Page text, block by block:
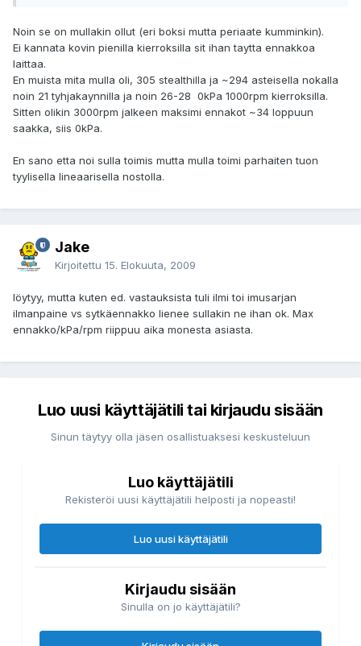
Noin se on mullakin ollut (eri boksi mutta periaate kumminkin).
Ei kannata kovin pienilla kierroksilla sit ihan taytta ennakkoa
laittaa.
En muista mita mulla oli, 305 stealthilla ja ~294 asteisella nokalla
noin 21 tyhjakaynnilla ja noin 26-28 0kPa 1000rpm kierroksilla.
Sitten olikin 3000rpm jalkeen maksimi ennakot ~34 loppuun
saakka, siis 0kPa.
En sano etta noi sulla toimis mutta mulla toimi parhaiten tuon
tyylisella lineaarisella nostolla.
Jake
Kirjoitettu 15. Elokuuta, 2009
löytyy, mutta kuten ed. vastauksista tuli ilmi toi imusarjan
ilmanpaine vs sytkäennakko lienee sullakin ne ihan ok. Max
ennakko/kPa/rpm riippuu aika monesta asiasta.
Luo uusi käyttäjätili tai kirjaudu sisään
Sinun täytyy olla jäsen osallistuaksesi keskusteluun
Luo käyttäjätili
Rekisteröi uusi käyttäjätili helposti ja nopeasti!
Luo uusi käyttäjätili
Kirjaudu sisään
Sinulla on jo käyttäjätili?